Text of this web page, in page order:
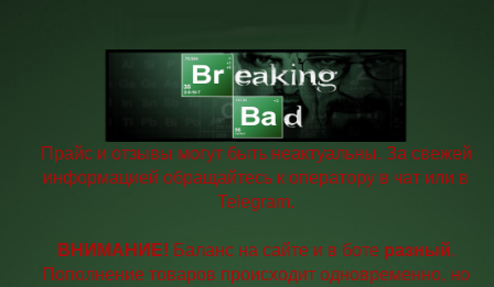
Прайс и отзывы могут быть неактуальны. За свежей
информацией обращайтесь к оператору в чат или в
Telegram.
ВНИМАНИЕ! Баланс на сайте и в боте разный.
Пополнение товаров происходит одновременно, но